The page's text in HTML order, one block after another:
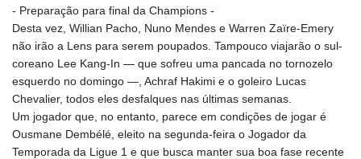
- Preparação para final da Champions -
Desta vez, Willian Pacho, Nuno Mendes e Warren Zaïre-Emery
não irão a Lens para serem poupados. Tampouco viajarão o sul-
coreano Lee Kang-In — que sofreu uma pancada no tornozelo
esquerdo no domingo —, Achraf Hakimi e o goleiro Lucas
Chevalier, todos eles desfalques nas últimas semanas.
Um jogador que, no entanto, parece em condições de jogar é
Ousmane Dembélé, eleito na segunda-feira o Jogador da
Temporada da Ligue 1 e que busca manter sua boa fase recente